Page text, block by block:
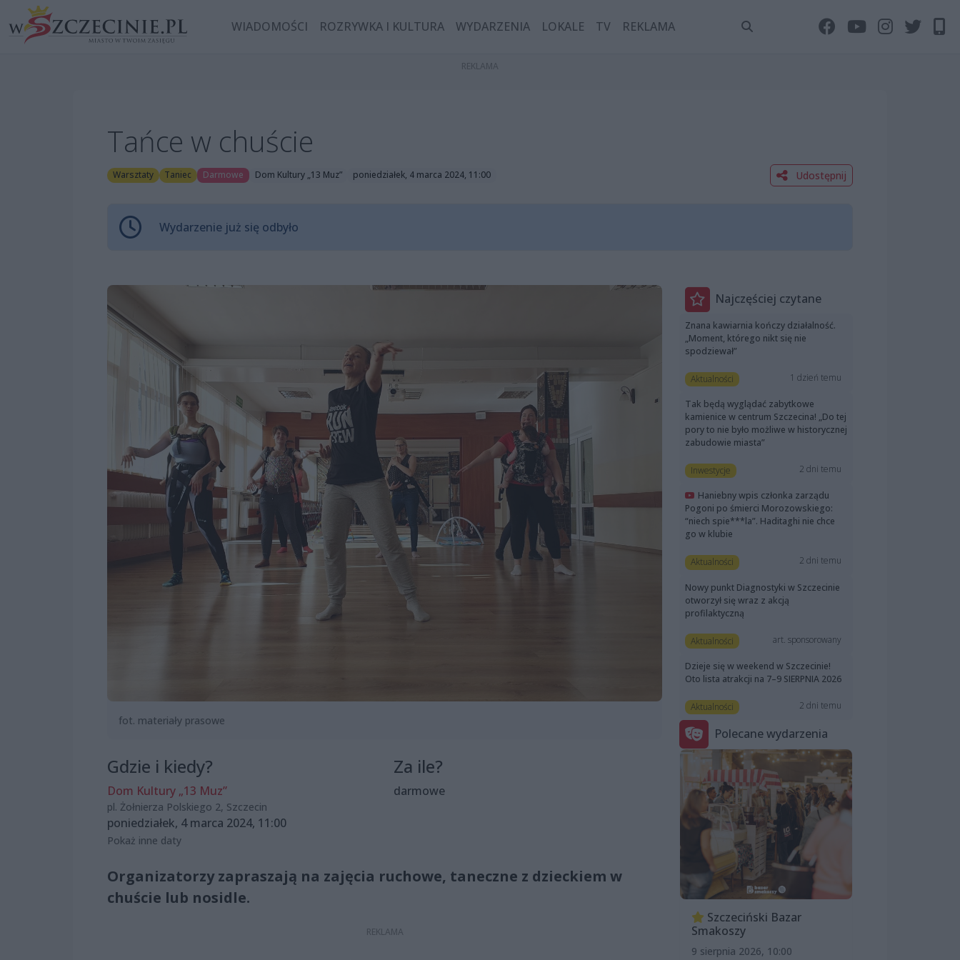
WIADOMOŚCI ROZRYWKA I KULTURA WYDARZENIA LOKALE TV REKLAMA
Tańce w chuście
Warsztaty Taniec Darmowe Dom Kultury „13 Muz” poniedziałek, 4 marca 2024, 11:00 Udostępnij
Wydarzenie już się odbyło
fot. materiały prasowe
Gdzie i kiedy?
Dom Kultury „13 Muz”
pl. Żołnierza Polskiego 2, Szczecin
poniedziałek, 4 marca 2024, 11:00
Za ile?
darmowe
Pokaż inne daty
Organizatorzy zapraszają na zajęcia ruchowe, taneczne z dzieckiem w
chuście lub nosidle.
Najczęściej czytane
Znana kawiarnia kończy działalność.
„Moment, którego nikt się nie
spodziewał”
Aktualności 1 dzień temu
Tak będą wyglądać zabytkowe
kamienice w centrum Szczecina! „Do tej
pory to nie było możliwe w historycznej
zabudowie miasta”
Inwestycje 2 dni temu
Haniebny wpis członka zarządu
Pogoni po śmierci Morozowskiego:
“niech spie***la”. Haditaghi nie chce
go w klubie
Aktualności 2 dni temu
Nowy punkt Diagnostyki w Szczecinie
otworzył się wraz z akcją
profilaktyczną
Aktualności art. sponsorowany
Dzieje się w weekend w Szczecinie!
Oto lista atrakcji na 7–9 SIERPNIA 2026
Aktualności 2 dni temu
Polecane wydarzenia
Szczeciński Bazar
Smakoszy
9 sierpnia 2026, 10:00